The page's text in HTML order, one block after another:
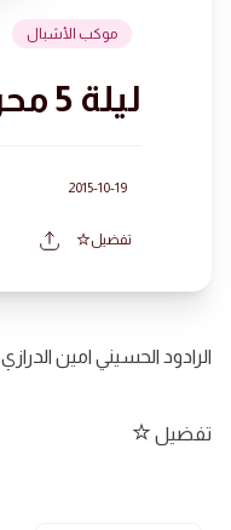
موكب الأشبال
ليلة 5 محرم 1437 هجرية
2015-10-19
تفضيل
الرادود الحسيني امين الدرازي
تفضيل